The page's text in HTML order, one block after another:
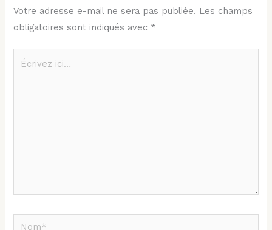
Votre adresse e-mail ne sera pas publiée. Les champs
obligatoires sont indiqués avec *
Écrivez
Nom*